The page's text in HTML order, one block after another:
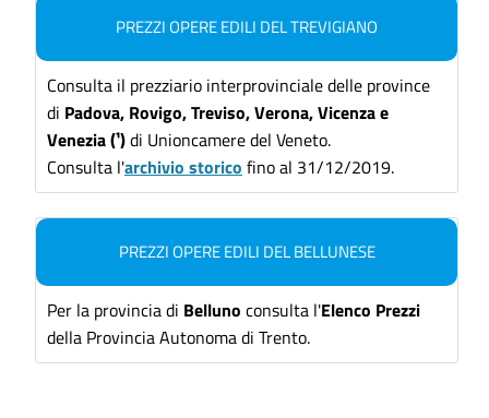
PREZZI OPERE EDILI DEL TREVIGIANO
Consulta il prezziario interprovinciale delle province
di Padova, Rovigo, Treviso,Verona, Vicenza e
Venezia(¹)di Unioncamere del Veneto.
Consulta l'archivio storico fino al 31/12/2019.
PREZZI OPERE EDILI DEL BELLUNESE
Per la provincia di Belluno consulta l'Elenco Prezzi
della Provincia Autonoma di Trento.